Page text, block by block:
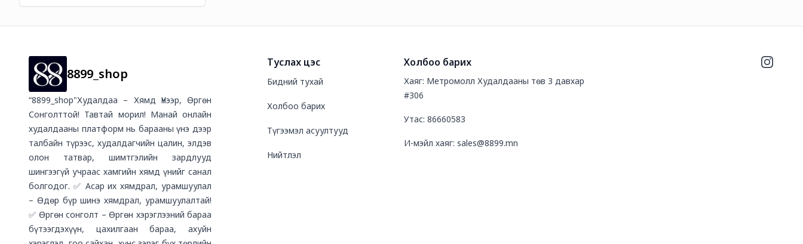
8899_shop
“8899_shop"Худалдаа – Хямд Үнээр, Өргөн
Сонголттой! Тавтай морил! Манай онлайн
худалдааны платформ нь барааны үнэ дээр
талбайн түрээс, худалдагчийн цалин, элдэв
олон татвар, шимтгэлийн зардлууд
шингээгүй учраас хамгийн хямд үнийг санал
болгодог. ✅ Асар их хямдрал, урамшуулал
– Өдөр бүр шинэ хямдрал, урамшуулалтай!
✅ Өргөн сонголт – Өргөн хэрэглээний бараа
бүтээгдэхүүн, цахилгаан бараа, ахуйн
Туслах цэс
Бидний тухай
Холбоо барих
Түгээмэл асуултууд
Нийтлэл
Холбоо барих
Хаяг: Метромолл Худалдааны төв 3 давхар
#306
Утас: 86660583
И-мэйл хаяг: sales@8899.mn